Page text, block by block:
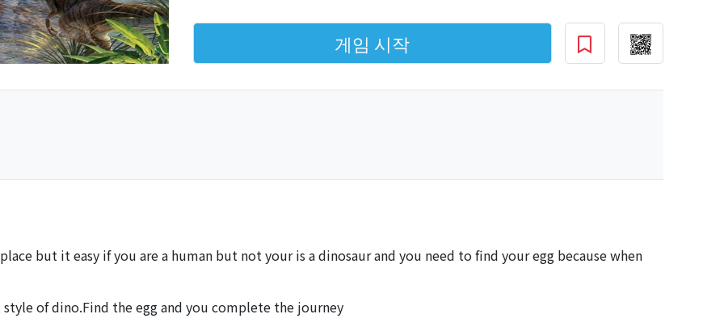
게임 시작
but it easy if you are a human but not your is a dinosaur and you need to find your egg because when
of dino.Find the egg and you complete the journey